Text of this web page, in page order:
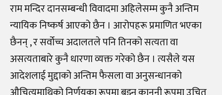
राम मन्दिर दानसम्बन्धी विवादमा अहिलेसम्म कुनै अन्तिम
न्यायिक निष्कर्ष आएको छैन । आरोपहरू प्रमाणित भएका
छैनन् , र सर्वोच्च अदालतले पनि तिनको सत्यता वा
असत्यताबारे कुनै धारणा व्यक्त गरेको छैन । त्यसैले यस
आदेशलाई मुद्दाको अन्तिम फैसला वा अनुसन्धानको